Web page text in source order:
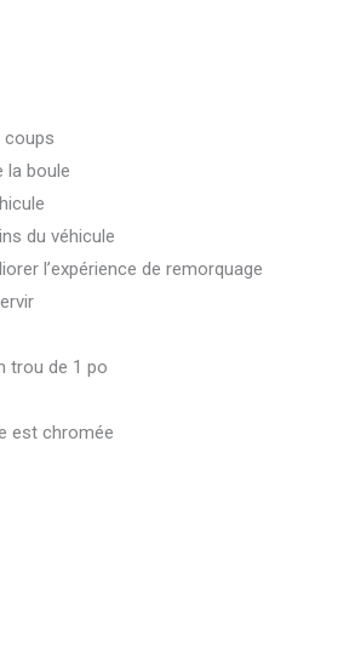
coups
la boule
du véhicule
l’expérience de remorquage
trou de 1 po
est chromée